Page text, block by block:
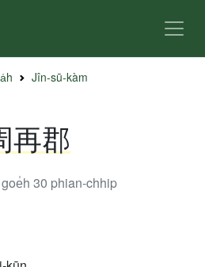
Jîn-sū-kàm
再郡
30 phian-chhip